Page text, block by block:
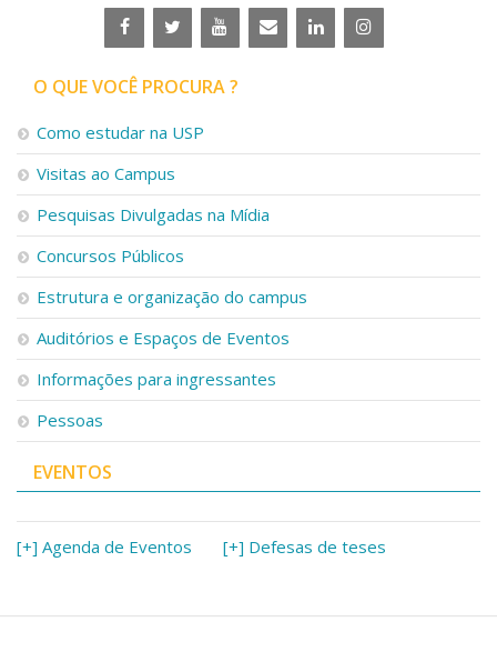
O QUE VOCÊ PROCURA ?
Como estudar na USP
Visitas ao Campus
Pesquisas Divulgadas na Mídia
Concursos Públicos
Estrutura e organização do campus
Auditórios e Espaços de Eventos
Informações para ingressantes
Pessoas
EVENTOS
[+] Agenda de Eventos [+] Defesas de teses